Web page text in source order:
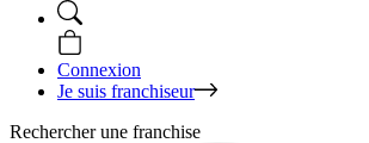
Connexion
Je suis franchiseur
Rechercher une franchise